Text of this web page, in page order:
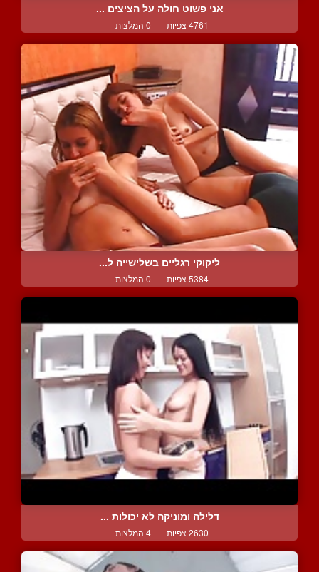
אני פשוט חולה על הציצים ...
4761 צפיות | 0 המלצות
ליקוקי רגליים בשלישייה ל...
5384 צפיות | 0 המלצות
דלילה ומוניקה לא יכולות ...
2630 צפיות | 4 המלצות